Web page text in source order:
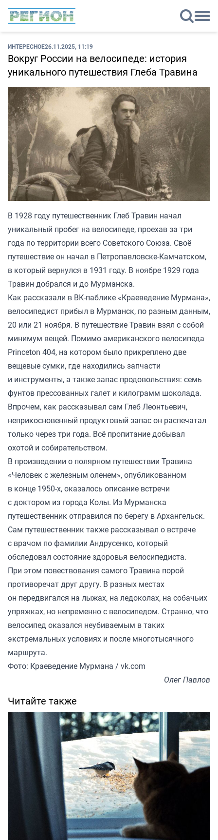
ИНТЕРЕСНОЕ26.11.2025, 11:19
Вокруг России на велосипеде: история
уникального путешествия Глеба Травина
В 1928 году путешественник Глеб Травин начал
уникальный пробег на велосипеде, проехав за три
года по территории всего Советского Союза. Своё
путешествие он начал в Петропавловске-Камчатском,
в который вернулся в 1931 году. В ноябре 1929 года
Травин добрался и до Мурманска.
Как рассказали в ВК-паблике «Краеведение Мурмана»,
велосипедист прибыл в Мурманск, по разным данным,
20 или 21 ноября. В путешествие Травин взял с собой
минимум вещей. Помимо американского велосипеда
Princeton 404, на котором было прикреплено две
вещевые сумки, где находились запчасти
и инструменты, а также запас продовольствия: семь
фунтов прессованных галет и килограмм шоколада.
Впрочем, как рассказывал сам Глеб Леонтьевич,
неприкосновенный продуктовый запас он распечатал
только через три года. Всё пропитание добывал
охотой и собирательством.
В произведении о полярном путешествии Травина
«Человек с железным оленем», опубликованном
в конце 1950-х, оказалось описание встречи
с доктором из города Колы. Из Мурманска
путешественник отправился по берегу в Архангельск.
Сам путешественник также рассказывал о встрече
с врачом по фамилии Андрусенко, который
обследовал состояние здоровья велосипедиста.
При этом повествования самого Травина порой
противоречат друг другу. В разных местах
он передвигался на лыжах, на ледоколах, на собачьих
упряжках, но непременно с велосипедом. Странно, что
велосипед оказался неубиваемым в таких
экстремальных условиях и после многотысячного
маршрута.
Фото: Краеведение Мурмана / vk.com
Олег Павлов
Читайте также